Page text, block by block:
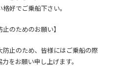
好でご乗船下さい。
のためのお願い】
防止のため、皆様にはご乗船の際
力をお願い申し上げます。